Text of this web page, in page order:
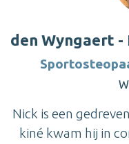
den Wyngaert -
Nick is een
kiné kwam hij in